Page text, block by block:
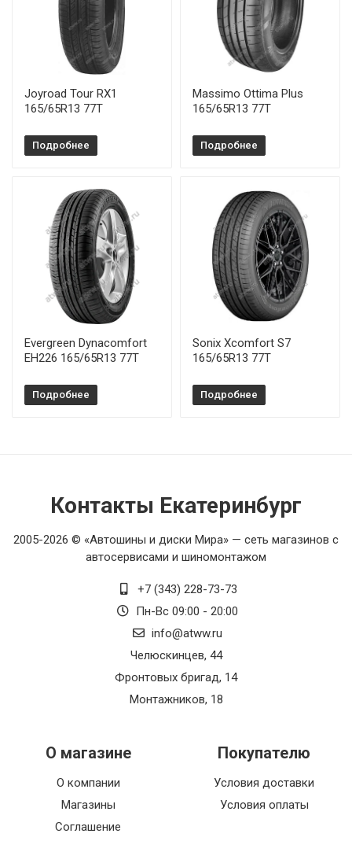
Joyroad Tour RX1
165/65R13 77T
Подробнее
Massimo Ottima Plus
165/65R13 77T
Подробнее
Evergreen Dynacomfort
EH226 165/65R13 77T
Подробнее
Sonix Xcomfort S7
165/65R13 77T
Подробнее
Контакты Екатеринбург
2005-2026 © «Автошины и диски Мира» — сеть магазинов с
автосервисами и шиномонтажом
+7 (343) 228-73-73
Пн-Вс 09:00 - 20:00
info@atww.ru
Челюскинцев, 44
Фронтовых бригад, 14
Монтажников, 18
О магазине
О компании
Магазины
Соглашение
Покупателю
Условия доставки
Условия оплаты